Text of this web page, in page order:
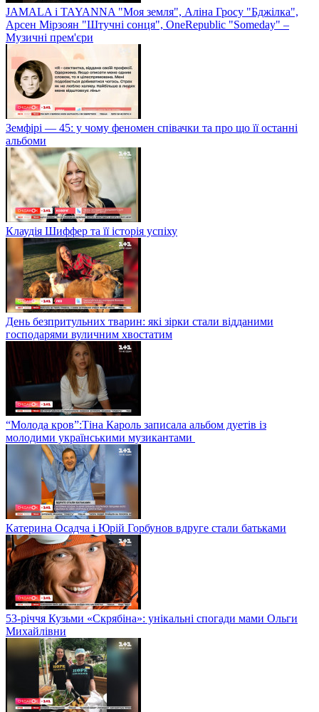
JAMALA і TAYANNA "Моя земля", Аліна Гросу "Бджілка",
Арсен Мірзоян "Штучні сонця", OneRepublic "Someday" –
Музичні прем'єри
Земфірі — 45: у чому феномен співачки та про що її останні
альбоми
Клаудія Шиффер та її історія успіху
День безпритульних тварин: які зірки стали відданими
господарями вуличним хвостатим
“Молода кров”:Тіна Кароль записала альбом дуетів із
молодими українськими музикантами
Катерина Осадча і Юрій Горбунов вдруге стали батьками
53-річчя Кузьми «Скрябіна»: унікальні спогади мами Ольги
Михайлівни